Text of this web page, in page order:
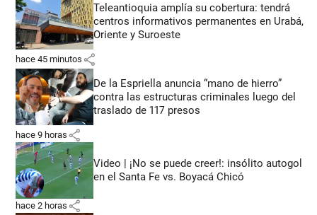
Teleantioquia amplía su cobertura: tendrá
centros informativos permanentes en Urabá,
Oriente y Suroeste
hace 45 minutos share
De la Espriella anuncia “mano de hierro”
contra las estructuras criminales luego del
traslado de 117 presos
hace 9 horas share
Video | ¡No se puede creer!: insólito autogol
en el Santa Fe vs. Boyacá Chicó
hace 2 horas share